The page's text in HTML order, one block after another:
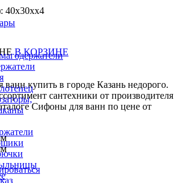
40x30xx4
В КОРЗИНЕ
купить в городе Казань недорого.
сантехники от производителя
Сифоны для ванн по цене от